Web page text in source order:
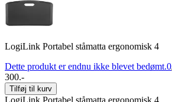
LogiLink Portabel ståmatta ergonomisk 4
Dette produkt er endnu ikke blevet bedømt.0
300.-
Tilføj til kurv
LogiLink Portabel ståmatta ergonomisk 4